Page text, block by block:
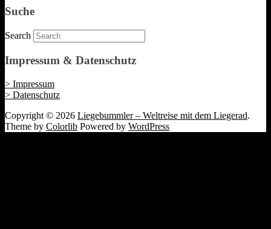
Suche
Search
Impressum & Datenschutz
> Impressum
> Datenschutz
Copyright © 2026 Liegebummler – Weltreise mit dem Liegerad.
Theme by Colorlib Powered by WordPress